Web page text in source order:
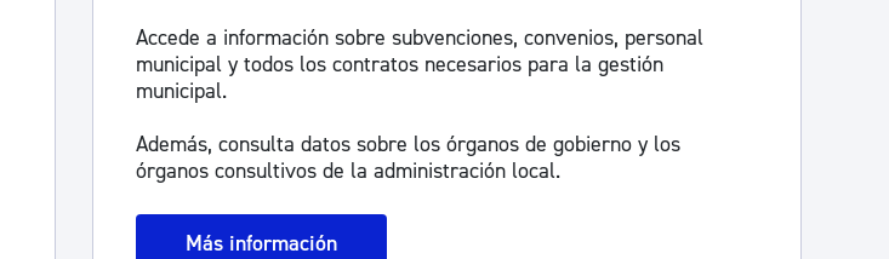
Administración municipal
Calendario fiscal
Catálogo de trámites
Accede a información sobre subvenciones, convenios, personal
municipal y todos los contratos necesarios para la gestión
municipal.
Además, consulta datos sobre los órganos de gobierno y los
órganos consultivos de la administración local.
Más información